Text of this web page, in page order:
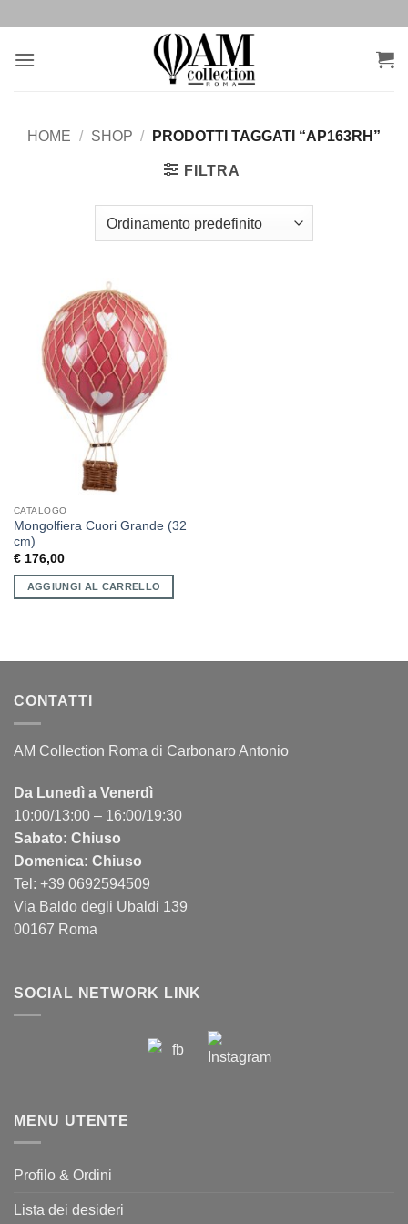
contenuti
HOME / SHOP / PRODOTTI TAGGATI “AP163RH”
FILTRA
CATALOGO
Mongolfiera Cuori Grande (32
cm)
€176,00
AGGIUNGI AL CARRELLO
CONTATTI
AM Collection Roma di Carbonaro Antonio
Da Lunedì a Venerdì
10:00/13:00 – 16:00/19:30
Sabato: Chiuso
Domenica: Chiuso
Tel: +39 0692594509
Via Baldo degli Ubaldi 139
00167 Roma
SOCIAL NETWORK LINK
MENU UTENTE
Profilo & Ordini
Lista dei desideri